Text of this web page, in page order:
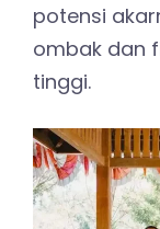
potensi
ombak dan
tinggi.